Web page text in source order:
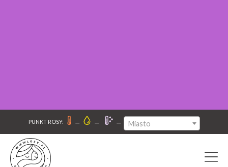
PUNKT ROSY: – – – Miasto